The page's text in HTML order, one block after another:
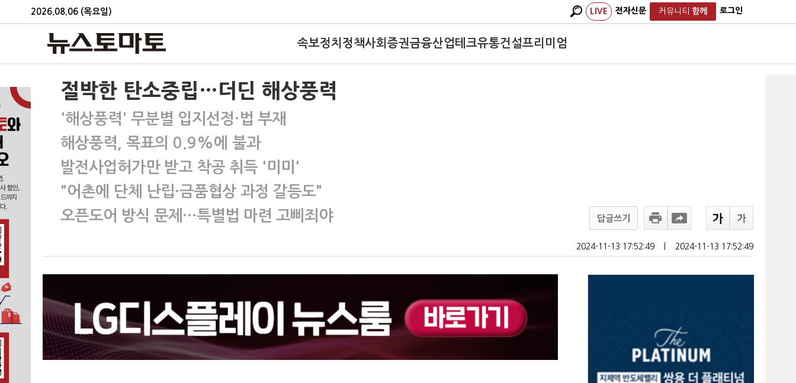
2026.08.06 (목요일) LIVE 전자신문 커뮤니티 함께 로그인
속보정치 정책사회 증권금융산업테크유통건설프리미엄
절박한 탄소중립…더딘 해상풍력
'해상풍력' 무분별 입지선정·법 부재
해상풍력, 목표의 0.9%에 불과
발전사업허가만 받고 착공 취득 '미미'
"어촌에 단체 난립·금품협상 과정 갈등도"
오픈도어 방식 문제…특별법 마련 고삐죄야
답글쓰기
2024-11-13 17:52:49 2024-11-13 17:52:49